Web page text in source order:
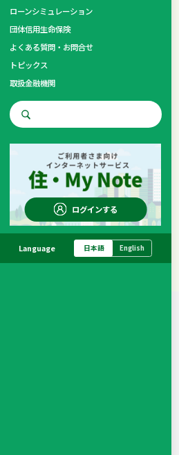
調査・研究
ローンシミュレーション
団体信用生命保険
よくある質問・お問合せ
トピックス
取扱金融機関
ログインする
Language English
日本語